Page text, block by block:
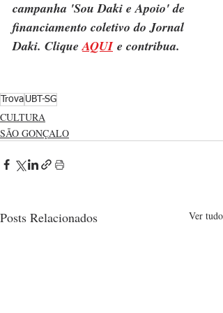
campanha 'Sou Daki e Apoio' de
financiamento coletivo do Jornal
Daki. Clique AQUI e contribua.
Trova UBT-SG
CULTURA
SÃO GONÇALO
Posts Relacionados Ver tudo